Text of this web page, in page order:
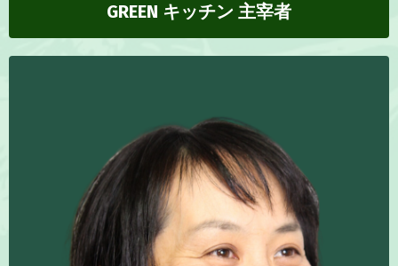
GREEN キッチン 主宰者